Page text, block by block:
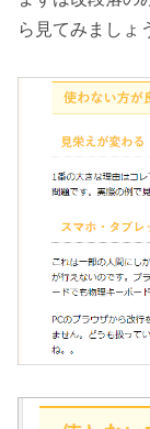
ら見てみましょ